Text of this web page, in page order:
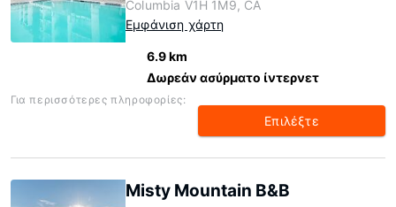
Columbia V1H 1M9, CA
Εμφάνιση χάρτη
6.9 km
Δωρεάν ασύρματο ίντερνετ
Για περισσότερες πληροφορίες:
Επιλέξτε
Misty Mountain B&B